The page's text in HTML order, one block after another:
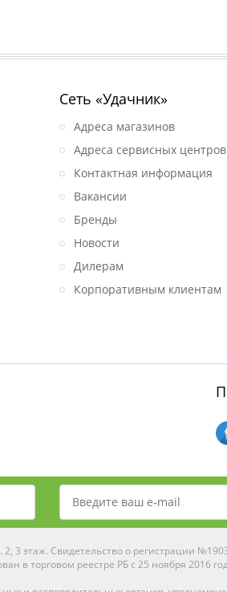
Сеть «Удачник»
Адреса магазинов
Адреса сервисных центров
Контактная информация
Вакансии
Бренды
Новости
Дилерам
Корпоративным клиентам
3 этаж. Свидетельство о регистрации
в торговом реестре РБ с 25 ноября 2016